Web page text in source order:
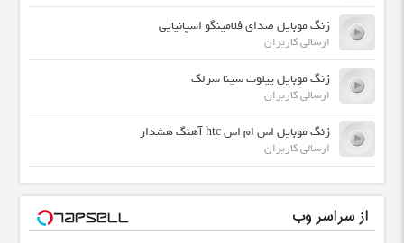
زنگ موبایل صدای فلامینگو اسپانیایی
ارسالی کاربران
زنگ موبایل پیلوت سینا سرلک
ارسالی کاربران
زنگ موبایل اس ام اس htc آهنگ هشدار
ارسالی کاربران
از سراسر وب